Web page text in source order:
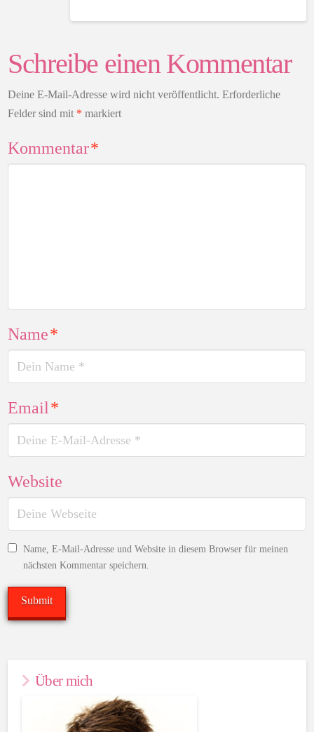
Schreibe einen Kommentar
Deine E-Mail-Adresse wird nicht veröffentlicht. Erforderliche
Felder sind mit * markiert
Kommentar*
Name*
Email*
Website
Name, E-Mail-Adresse und Website in diesem Browser für meinen
nächsten Kommentar speichern.
Über mich